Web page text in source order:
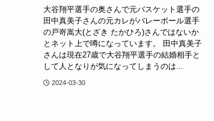
大谷翔平選手の奥さんで元バスケット選手の
田中真美子さんの元カレがバレーボール選手
の戸嵜嵩大(とざき たかひろ)さんではないか
とネット上で噂になっています。 田中真美子
さんは現在27歳で大谷翔平選手の結婚相手と
して人となりが気になってしまうのは...
2024-03-30